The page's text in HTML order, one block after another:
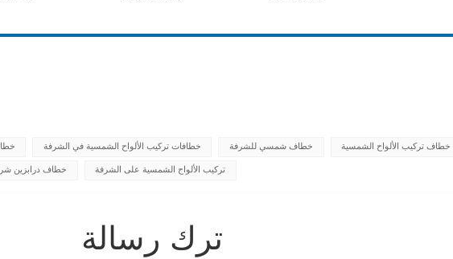
خطافات تركيب الألواح الشمسية في الشرفة خطاف شمسي للشرفة خطاف تركيب الألواح الشمسية
خطاف درابزين تركيب الألواح الشمسية على الشرفة
ترك رسالة